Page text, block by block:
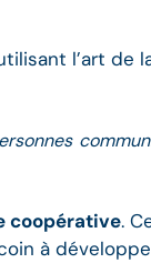
l’art
coopérative.
à